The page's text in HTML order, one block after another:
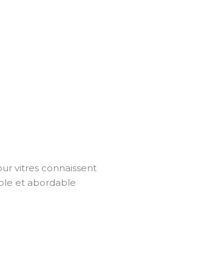
vitres connaissent
et abordable